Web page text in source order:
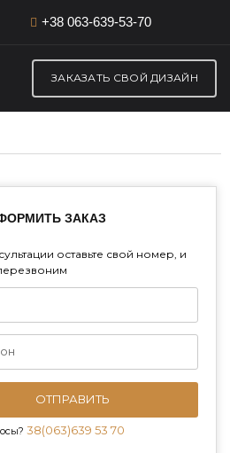
+38 063-639-53-70
ЗАКАЗАТЬ СВОЙ ДИЗАЙН
ЗАКАЗ
оставьте свой номер, и
ОТПРАВИТЬ
38(063)639 53 70